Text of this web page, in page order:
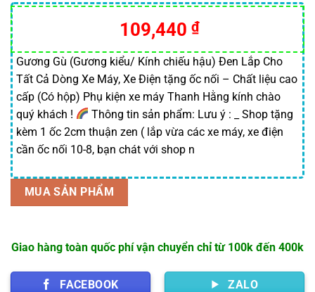
5.00trên 5
dựa trên
16
đánh giá
Giá
gốc
là:
115,200 ₫.
109,440 ₫Giá
hiện
tại
là:
109,440 ₫.
Gương Gù (Gương kiểu/ Kính chiếu hậu) Đen Lắp Cho
Tất Cả Dòng Xe Máy, Xe Điện tặng ốc nối – Chất liệu cao
cấp (Có hộp) Phụ kiện xe máy Thanh Hằng kính chào
quý khách !
Thông tin sản phẩm: Lưu ý : _ Shop tặng
kèm 1 ốc 2cm thuận zen ( lắp vừa các xe máy, xe điện
cần ốc nối 10-8, bạn chát với shop n
MUA SẢN PHẨM
Giao hàng toàn quốc phí vận chuyển chỉ từ 100k đến 400k
FACEBOOK ZALO